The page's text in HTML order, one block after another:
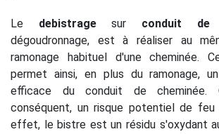
Le debistragesur conduit de
dégoudronnage, est à réaliser au
ramonage habituel d'une cheminée.
permet ainsi, en plus du ramonage,
efficace du conduit de cheminée.
conséquent, un risque potentiel de feu
effet, le bistre est un résidu s'oxydant